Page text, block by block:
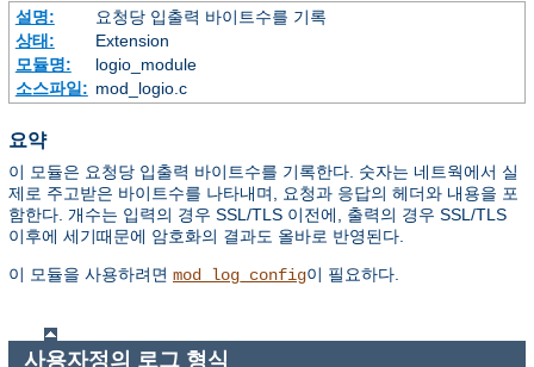
설명:
요청당 입출력 바이트수를 기록
상태:
Extension
모듈명:
logio_module
소스파일: mod_logio.c
요약
이 모듈은 요청당 입출력 바이트수를 기록한다. 숫자는 네트웍에서 실
제로 주고받은 바이트수를 나타내며, 요청과 응답의 헤더와 내용을 포
함한다. 개수는 입력의 경우 SSL/TLS 이전에, 출력의 경우 SSL/TLS
이후에 세기때문에 암호화의 결과도 올바로 반영된다.
이 모듈을 사용하려면 mod_log_config이 필요하다.
사용자정의 로그 형식